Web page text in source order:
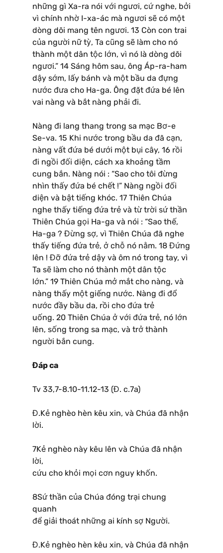
những gì Xa-ra nói với ngươi, cứ nghe, bởi
vì chính nhờ I-xa-ác mà ngươi sẽ có một
dòng dõi mang tên ngươi. 13 Còn con trai
của người nữ tỳ, Ta cũng sẽ làm cho nó
thành một dân tộc lớn, vì nó là dòng dõi
ngươi.” 14 Sáng hôm sau, ông Áp-ra-ham
dậy sớm, lấy bánh và một bầu da đựng
nước đưa cho Ha-ga. Ông đặt đứa bé lên
vai nàng và bắt nàng phải đi.
Nàng đi lang thang trong sa mạc Bơ-e
Se-va. 15 Khi nước trong bầu da đã cạn,
nàng vất đứa bé dưới một bụi cây, 16 rồi
đi ngồi đối diện, cách xa khoảng tầm
cung bắn. Nàng nói : “Sao cho tôi đừng
nhìn thấy đứa bé chết !” Nàng ngồi đối
diện và bật tiếng khóc. 17 Thiên Chúa
nghe thấy tiếng đứa trẻ và từ trời sứ thần
Thiên Chúa gọi Ha-ga và nói : “Sao thế,
Ha-ga ? Đừng sợ, vì Thiên Chúa đã nghe
thấy tiếng đứa trẻ, ở chỗ nó nằm. 18 Đứng
lên ! Đỡ đứa trẻ dậy và ôm nó trong tay, vì
Ta sẽ làm cho nó thành một dân tộc
lớn.” 19 Thiên Chúa mở mắt cho nàng, và
nàng thấy một giếng nước. Nàng đi đổ
nước đầy bầu da, rồi cho đứa trẻ
uống. 20 Thiên Chúa ở với đứa trẻ, nó lớn
lên, sống trong sa mạc, và trở thành
người bắn cung.
Đáp ca
Tv 33,7-8.10-11.12-13 (Đ. c.7a)
Đ.Kẻ nghèo hèn kêu xin, và Chúa đã nhận
lời.
7Kẻ nghèo này kêu lên và Chúa đã nhận
lời,
cứu cho khỏi mọi cơn nguy khốn.
8Sứ thần của Chúa đóng trại chung
quanh
để giải thoát những ai kính sợ Người.
Đ.Kẻ nghèo hèn kêu xin, và Chúa đã nhận